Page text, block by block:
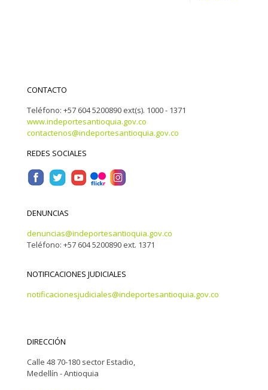
CONTACTO
Teléfono: +57 604 5200890 ext(s). 1000 - 1371
www.indeportesantioquia.gov.co
contactenos@indeportesantioquia.gov.co
REDES SOCIALES
DENUNCIAS
denuncias@indeportesantioquia.gov.co
Teléfono: +57 604 5200890 ext. 1371
NOTIFICACIONES JUDICIALES
notificacionesjudiciales@indeportesantioquia.gov.co
DIRECCIÓN
Calle 48 70-180 sector Estadio,
Medellín - Antioquia